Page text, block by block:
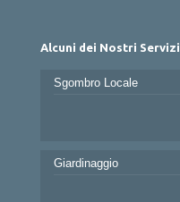
Alcuni dei Nostri Servizi
Sgombro Locale
Giardinaggio